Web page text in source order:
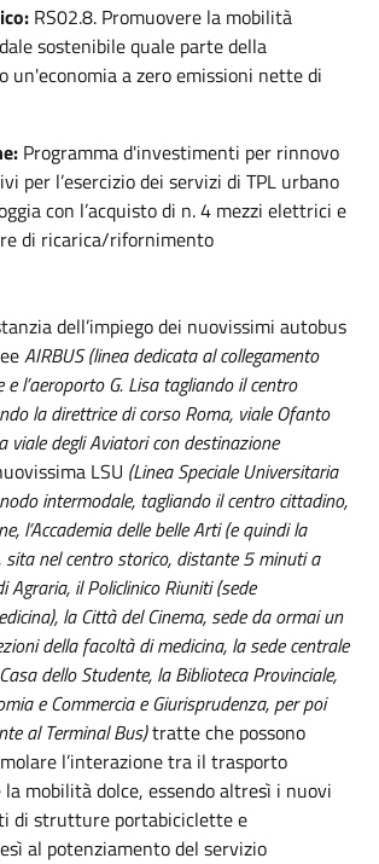
RS02.8. Promuovere la mobilità
sostenibile quale parte della
un'economia a zero emissioni nette di
Programma d'investimenti per rinnovo
per l’esercizio dei servizi di TPL urbano
con l’acquisto di n. 4 mezzi elettrici e
di ricarica/rifornimento
dell’impiego dei nuovissimi autobus
AIRBUS (linea dedicata al collegamento
l’aeroporto G. Lisa tagliando il centro
la direttrice di corso Roma, viale Ofanto
viale degli Aviatori con destinazione
LSU (Linea Speciale Universitaria
intermodale, tagliando il centro cittadino,
l’Accademia delle belle Arti (e quindi la
sita nel centro storico, distante 5 minuti a
Agraria, il Policlinico Riuniti (sede
la Città del Cinema, sede da ormai un
della facoltà di medicina, la sede centrale
dello Studente, la Biblioteca Provinciale,
e Commercia e Giurisprudenza, per poi
al Terminal Bus)tratte che possono
l’interazione tra il trasporto
la mobilità dolce, essendo altresì i nuovi
di strutture portabiciclette e
al potenziamento del servizio